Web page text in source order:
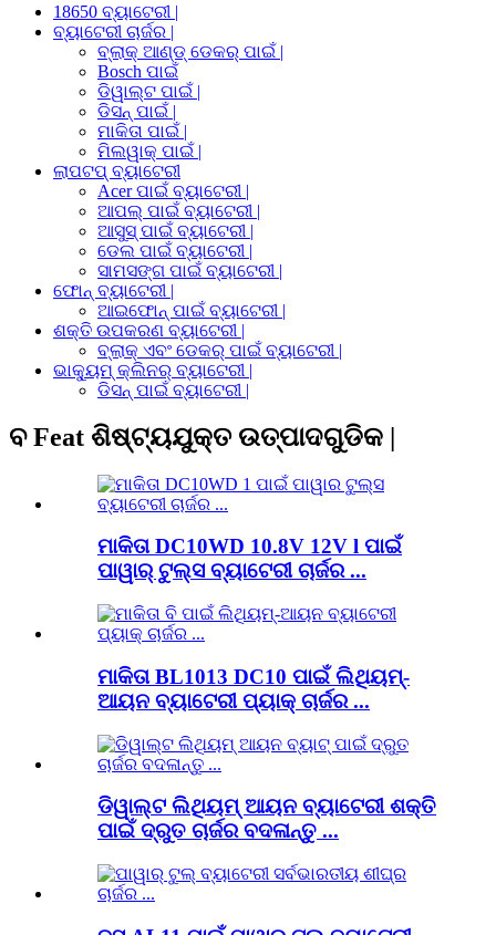
18650 ବ୍ୟାଟେରୀ |
ବ୍ୟାଟେରୀ ଚାର୍ଜର |
ବ୍ଲାକ୍ ଆଣ୍ଡ୍ ଡେକର୍ ପାଇଁ |
Bosch ପାଇଁ
ଡିୱାଲ୍ଟ ପାଇଁ |
ଡିସନ୍ ପାଇଁ |
ମାକିତା ପାଇଁ |
ମିଲୱାକ୍ ପାଇଁ |
ଲାପଟପ୍ ବ୍ୟାଟେରୀ
Acer ପାଇଁ ବ୍ୟାଟେରୀ |
ଆପଲ୍ ପାଇଁ ବ୍ୟାଟେରୀ |
ଆସୁସ୍ ପାଇଁ ବ୍ୟାଟେରୀ |
ଡେଲ ପାଇଁ ବ୍ୟାଟେରୀ |
ସାମସଙ୍ଗ ପାଇଁ ବ୍ୟାଟେରୀ |
ଫୋନ୍ ବ୍ୟାଟେରୀ |
ଆଇଫୋନ୍ ପାଇଁ ବ୍ୟାଟେରୀ |
ଶକ୍ତି ଉପକରଣ ବ୍ୟାଟେରୀ |
ବ୍ଲାକ୍ ଏବଂ ଡେକର୍ ପାଇଁ ବ୍ୟାଟେରୀ |
ଭାକ୍ୟୁମ୍ କ୍ଲିନର୍ ବ୍ୟାଟେରୀ |
ଡିସନ୍ ପାଇଁ ବ୍ୟାଟେରୀ |
ବ Feat ଶିଷ୍ଟ୍ୟଯୁକ୍ତ ଉତ୍ପାଦଗୁଡିକ |
ମାକିତା DC10WD 10.8V 12V l ପାଇଁ
ପାୱାର୍ ଟୁଲ୍ସ ବ୍ୟାଟେରୀ ଚାର୍ଜର ...
ମାକିତା BL1013 DC10 ପାଇଁ ଲିଥିୟମ୍-
ଆୟନ ବ୍ୟାଟେରୀ ପ୍ୟାକ୍ ଚାର୍ଜର ...
ଡିୱାଲ୍ଟ ଲିଥିୟମ୍ ଆୟନ ବ୍ୟାଟେରୀ ଶକ୍ତି
ପାଇଁ ଦ୍ରୁତ ଚାର୍ଜର ବଦଳାନ୍ତୁ ...